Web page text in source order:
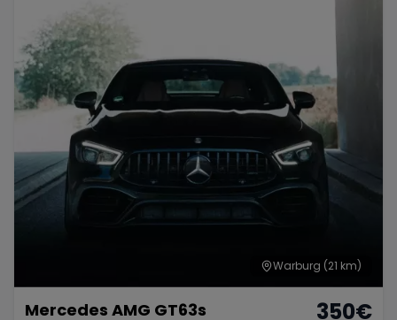
Warburg (21 km)
Mercedes AMG GT63s 350€